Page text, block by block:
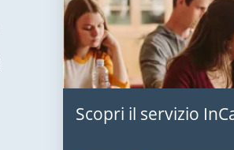
Scopri il servizio